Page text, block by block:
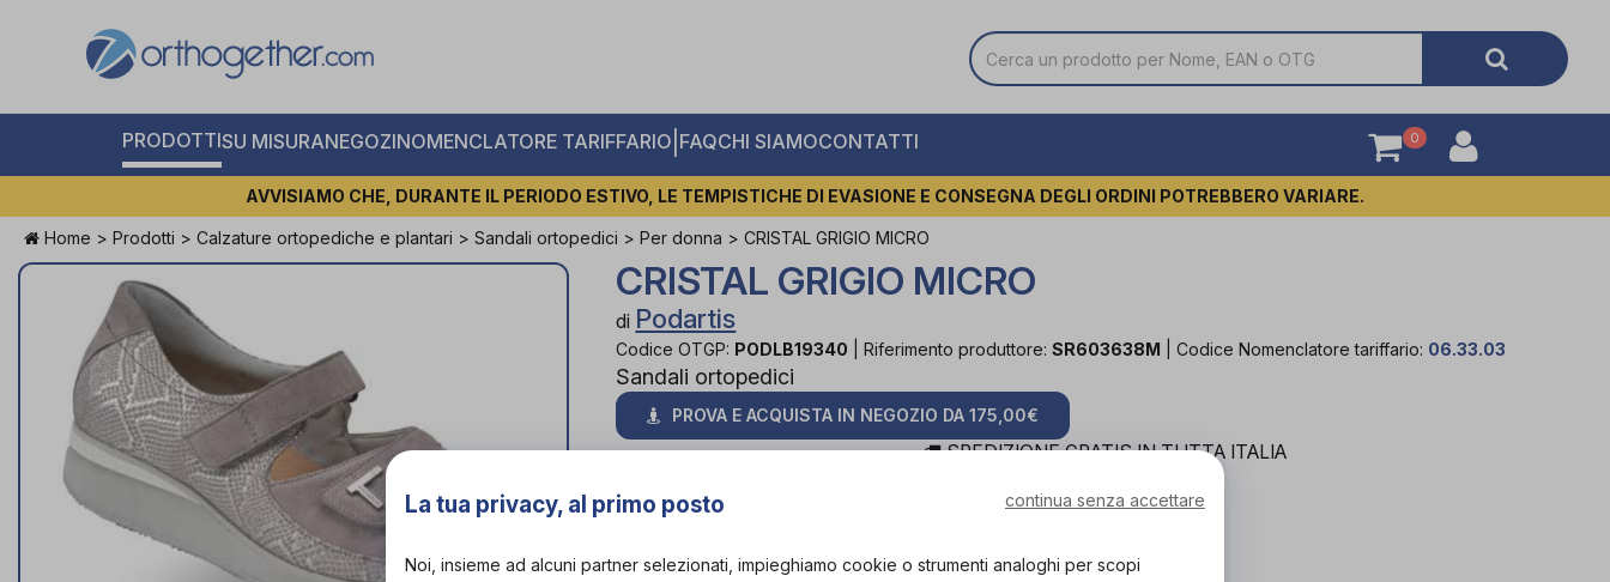
PRODOTTISU MISURANEGOZINOMENCLATORE TARIFFARIO FAQCHI SIAMOCONTATTI 0
AVVISIAMO CHE, DURANTE IL PERIODO ESTIVO, LE TEMPISTICHE DI EVASIONE E CONSEGNA DEGLI ORDINI POTREBBERO VARIARE.
Home > Prodotti > Calzature ortopediche e plantari > Sandali ortopedici > Per donna > CRISTAL GRIGIO MICRO
CRISTAL GRIGIO MICRO
di Podartis
Codice OTGP: PODLB19340 |Riferimento produttore: SR603638M |Codice Nomenclatore tariffario: 06.33.03
Sandali ortopedici
PROVA E ACQUISTA IN NEGOZIO DA175,00€
SPEDIZIONE GRATIS IN TUTTA ITALIA
La tua privacy, al primo posto continua senza accettare
Noi, insieme ad alcuni partner selezionati, impieghiamo cookie o strumenti analoghi per scopi